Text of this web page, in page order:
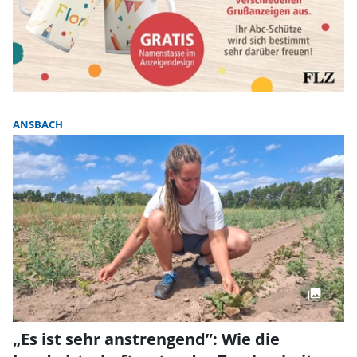
ANSBACH
„Es ist sehr anstrengend”: Wie die